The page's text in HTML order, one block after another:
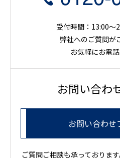
受付時間：13:00～
弊社へのご質問が
お気軽にお電話
お問い合わ
お問い合わせ
ご質問ご相談も承っておりま